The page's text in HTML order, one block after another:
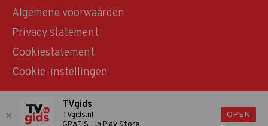
Algemene voorwaarden
Privacy statement
Cookiestatement
Cookie-instellingen
© TVgids.nl 2026 - All rights reserved. No text and
TVgids
TVgids.nl
OPEN